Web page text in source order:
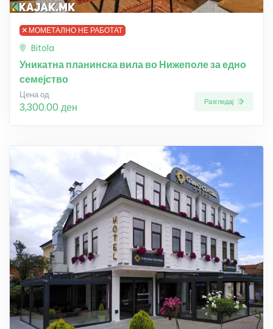
МОМЕТАЛНО НЕ РАБОТАТ
Bitola
Уникатна планинска вила во Нижеполе за едно
семејство
Цена од
3,300.00 ден Разгледај